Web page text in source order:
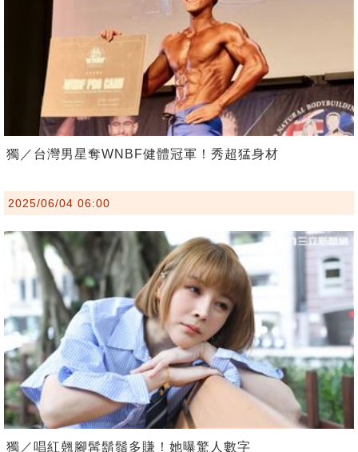
獨／台灣男星奪WNBF健體冠軍！秀超猛身材
2025/06/04 06:00
獨／唱紅翹腳髯鬍鬚多賺！她曝驚人數字